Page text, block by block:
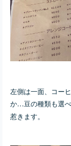
左側は一面、コー
か…豆の種類も選
惹きます。